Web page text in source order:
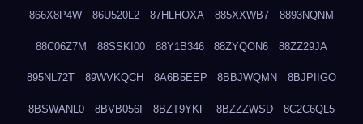
866X8P4W 86U520L2 87HLHOXA 885XXWB7 8893NQNM
88C06Z7M 88SSKI00 88Y1B346 88ZYQON6 88ZZ29JA
895NL72T 89WVKQCH 8A6B5EEP 8BBJWQMN 8BJPIIGO
8BSWANL0 8BVB056I 8BZT9YKF 8BZZZWSD 8C2C6QL5